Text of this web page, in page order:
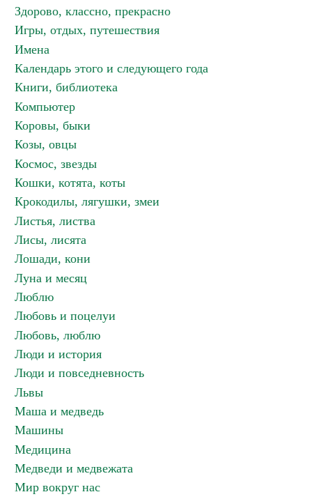
Здорово, классно, прекрасно
Игры, отдых, путешествия
Имена
Календарь этого и следующего года
Книги, библиотека
Компьютер
Коровы, быки
Козы, овцы
Космос, звезды
Кошки, котята, коты
Крокодилы, лягушки, змеи
Листья, листва
Лисы, лисята
Лошади, кони
Луна и месяц
Люблю
Любовь и поцелуи
Любовь, люблю
Люди и история
Люди и повседневность
Львы
Маша и медведь
Машины
Медицина
Медведи и медвежата
Мир вокруг нас